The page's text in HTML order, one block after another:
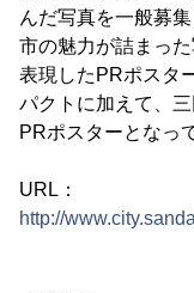
んだ写真を一般募
市の魅力が詰まっ
表現したPRポスタ
パクトに加えて、
PRポスターとなっ
URL：
http://